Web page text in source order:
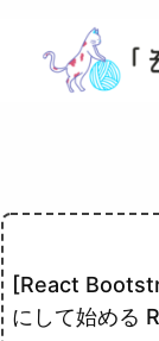
[React
にして始める